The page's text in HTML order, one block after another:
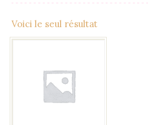
Voici le seul résultat